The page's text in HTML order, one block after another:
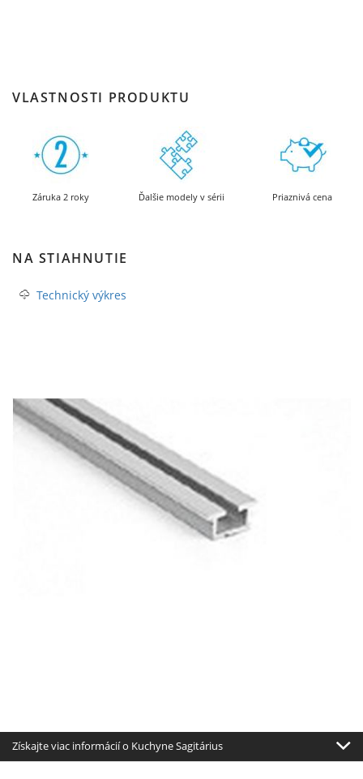
VLASTNOSTI PRODUKTU
Záruka 2 roky Ďalšie modely v sérii Priaznivá cena
NA STIAHNUTIE
Technický výkres
Získajte viac informácií o Kuchyne Sagitárius